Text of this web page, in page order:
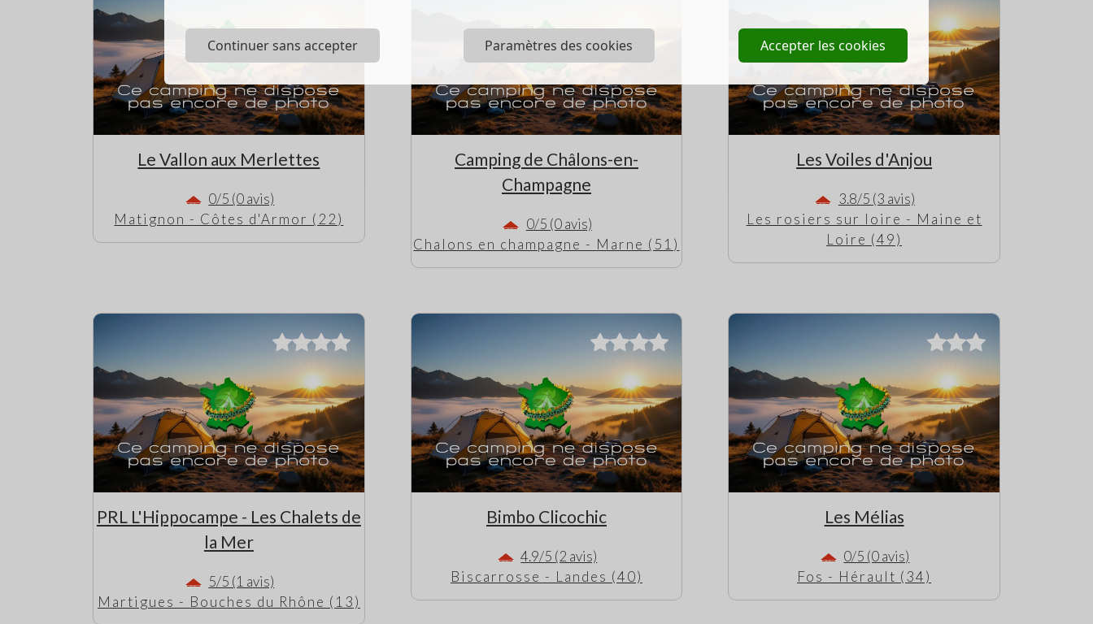
Continuer sans accepter Paramètres des cookies Accepter les cookies
Le Vallon aux Merlettes
0/5 (0 avis)
Matignon - Côtes d'Armor (22)
Camping de Châlons-en-
Champagne
0/5 (0 avis)
Chalons en champagne - Marne (51)
Les Voiles d'Anjou
3.8/5 (3 avis)
Les rosiers sur loire - Maine et
Loire (49)
PRL L'Hippocampe - Les Chalets de
la Mer
5/5 (1 avis)
Martigues - Bouches du Rhône (13)
Bimbo Clicochic
4.9/5 (2 avis)
Biscarrosse - Landes (40)
Les Mélias
0/5 (0 avis)
Fos - Hérault (34)